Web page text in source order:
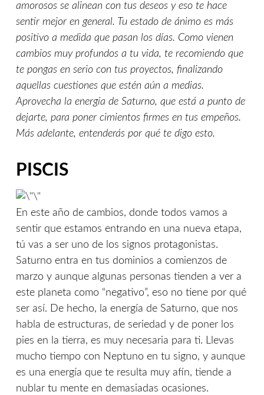
amorosos se alinean con tus deseos y eso te hace
sentir mejor en general. Tu estado de ánimo es más
positivo a medida que pasan los días. Como vienen
cambios muy profundos a tu vida, te recomiendo que
te pongas en serio con tus proyectos, finalizando
aquellas cuestiones que estén aún a medias.
Aprovecha la energía de Saturno, que está a punto de
dejarte, para poner cimientos firmes en tus empeños.
Más adelante, entenderás por qué te digo esto.
PISCIS
En este año de cambios, donde todos vamos a
sentir que estamos entrando en una nueva etapa,
tú vas a ser uno de los signos protagonistas.
Saturno entra en tus dominios a comienzos de
marzo y aunque algunas personas tienden a ver a
este planeta como “negativo”, eso no tiene por qué
ser así. De hecho, la energía de Saturno, que nos
habla de estructuras, de seriedad y de poner los
pies en la tierra, es muy necesaria para ti. Llevas
mucho tiempo con Neptuno en tu signo, y aunque
es una energía que te resulta muy afín, tiende a
nublar tu mente en demasiadas ocasiones.